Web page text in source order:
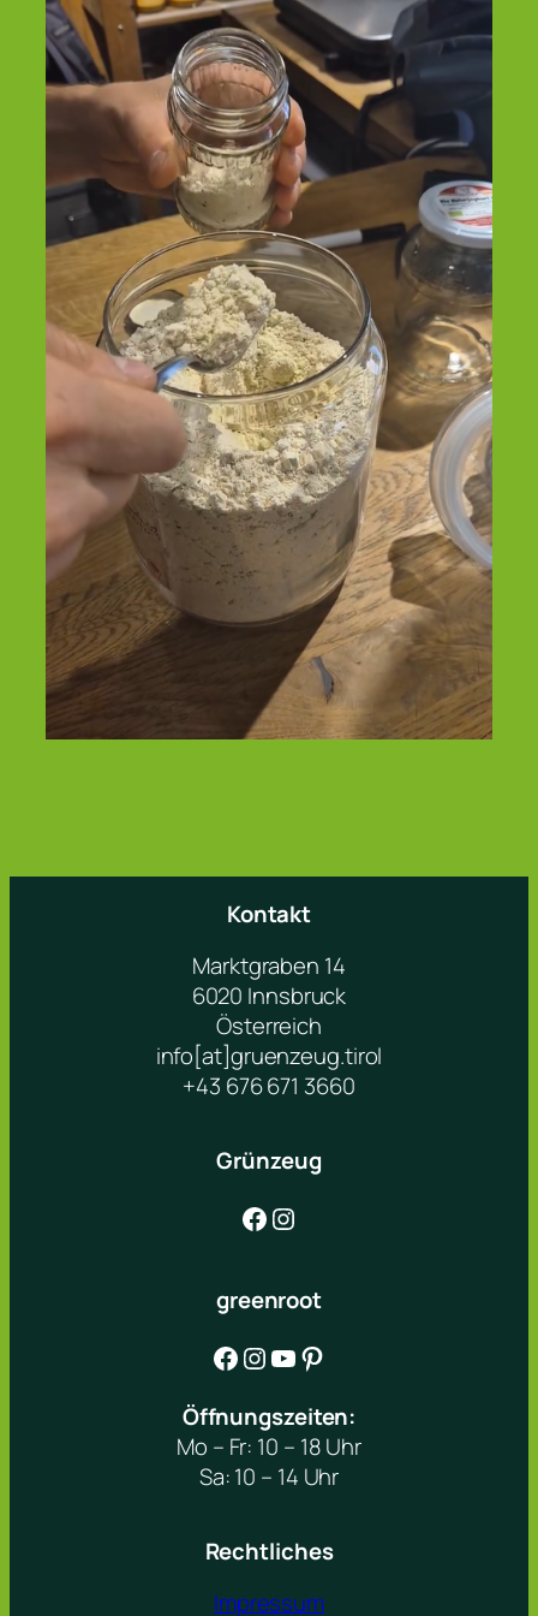
Kontakt
Marktgraben 14
6020 Innsbruck
Österreich
info[at]gruenzeug.tirol
+43 676 671 3660
Grünzeug
Facebook Instagram
greenroot
Facebook Instagram YouTube Pinterest
Öffnungszeiten:
Mo – Fr: 10 – 18 Uhr
Sa: 10 – 14 Uhr
Rechtliches
Impressum